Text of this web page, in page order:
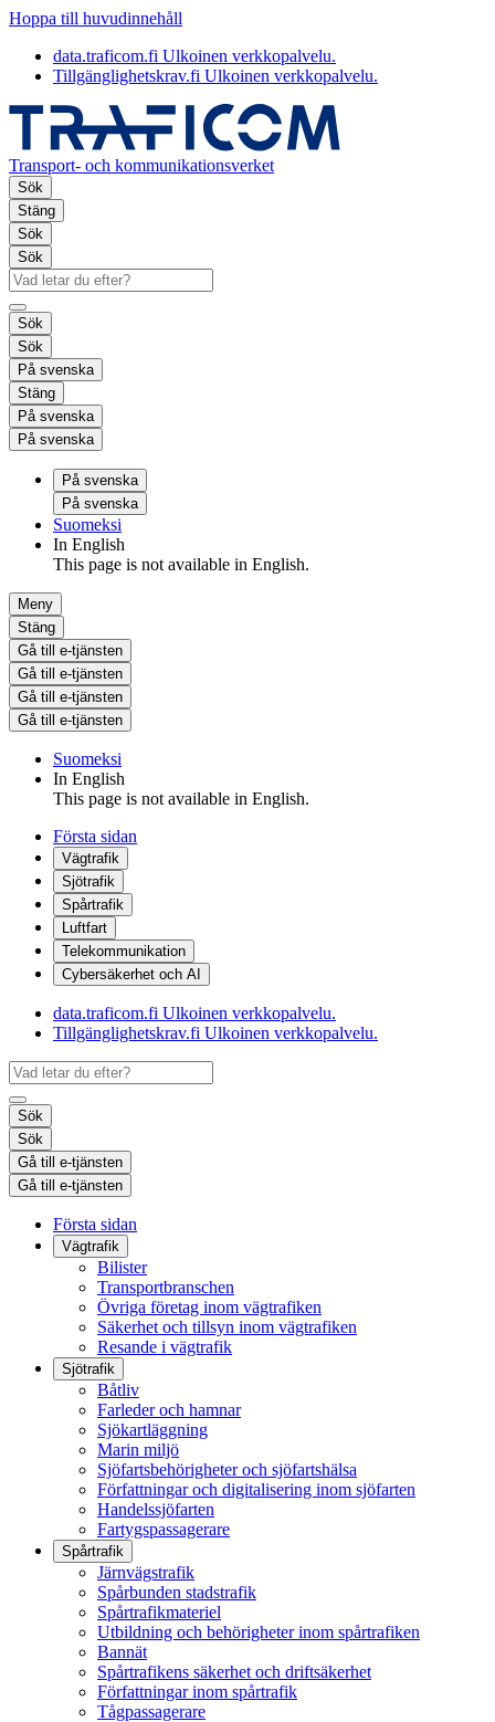
Hoppa till huvudinnehåll
data.traficom.fi Ulkoinen verkkopalvelu.
Tillgänglighetskrav.fi Ulkoinen verkkopalvelu.
Transport- och kommunikationsverket
Sök
Stäng
Sök
Sök
Sök
Sök
På svenska
Stäng
På svenska
På svenska
På svenska
På svenska
Suomeksi
In English
This page is not available in English.
Meny
Stäng
Gå till e-tjänsten
Gå till e-tjänsten
Gå till e-tjänsten
Gå till e-tjänsten
Suomeksi
In English
This page is not available in English.
Första sidan
Vägtrafik
Sjötrafik
Spårtrafik
Luftfart
Telekommunikation
Cybersäkerhet och AI
data.traficom.fi Ulkoinen verkkopalvelu.
Tillgänglighetskrav.fi Ulkoinen verkkopalvelu.
Sök
Sök
Gå till e-tjänsten
Gå till e-tjänsten
Första sidan
Vägtrafik
Bilister
Transportbranschen
Övriga företag inom vägtrafiken
Säkerhet och tillsyn inom vägtrafiken
Resande i vägtrafik
Sjötrafik
Båtliv
Farleder och hamnar
Sjökartläggning
Marin miljö
Sjöfartsbehörigheter och sjöfartshälsa
Författningar och digitalisering inom sjöfarten
Handelssjöfarten
Fartygspassagerare
Spårtrafik
Järnvägstrafik
Spårbunden stadstrafik
Spårtrafikmateriel
Utbildning och behörigheter inom spårtrafiken
Bannät
Spårtrafikens säkerhet och driftsäkerhet
Författningar inom spårtrafik
Tågpassagerare